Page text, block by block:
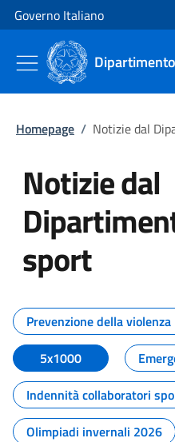
Vai al contenuto
Vai alla navigazione del sito
Governo Italiano
Homepage / Notizie dal
Notizie dal
sport
Tutti i
Prevenzione della
5x1000
Indennità collaboratori
Olimpiadi invernali 2026